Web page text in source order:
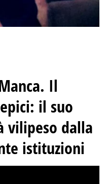
. Il
il suo
vilipeso dalla
istituzioni